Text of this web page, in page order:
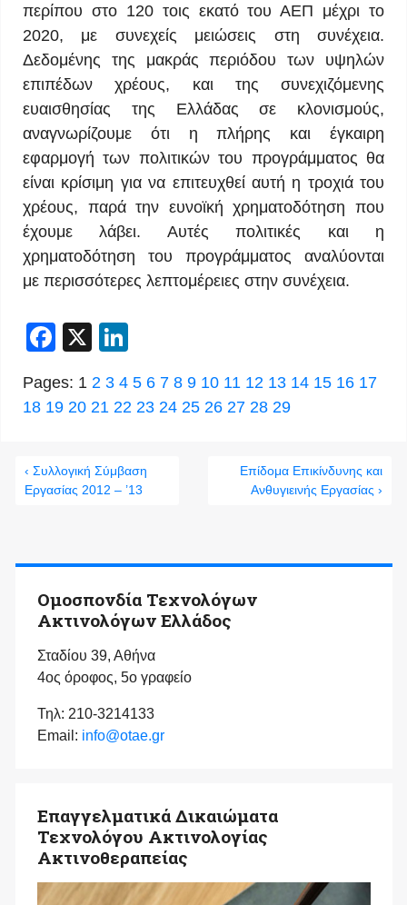
περίπου στο 120 τοις εκατό του ΑΕΠ μέχρι το
2020, με συνεχείς μειώσεις στη συνέχεια.
Δεδομένης της μακράς περιόδου των υψηλών
επιπέδων χρέους, και της συνεχιζόμενης
ευαισθησίας της Ελλάδας σε κλονισμούς,
αναγνωρίζουμε ότι η πλήρης και έγκαιρη
εφαρμογή των πολιτικών του προγράμματος θα
είναι κρίσιμη για να επιτευχθεί αυτή η τροχιά του
χρέους, παρά την ευνοϊκή χρηματοδότηση που
έχουμε λάβει. Αυτές πολιτικές και η
χρηματοδότηση του προγράμματος αναλύονται
με περισσότερες λεπτομέρειες στην συνέχεια.
Facebook
X
Pages: 1 2 3 4 5 6 7 8 9 10 11 12 13 14 15 16 17
18 19 20 21 22 23 24 25 26 27 28 29
‹ Συλλογική Σύμβαση
Εργασίας 2012 – ’13
Επίδομα Επικίνδυνης και
Ανθυγιεινής Εργασίας ›
Ομοσπονδία Τεχνολόγων
Ακτινολόγων Ελλάδος
Σταδίου 39, Αθήνα
4ος όροφος, 5ο γραφείο
Τηλ: 210-3214133
Email: info@otae.gr
Επαγγελματικά Δικαιώματα
Τεχνολόγου Ακτινολογίας
Ακτινοθεραπείας